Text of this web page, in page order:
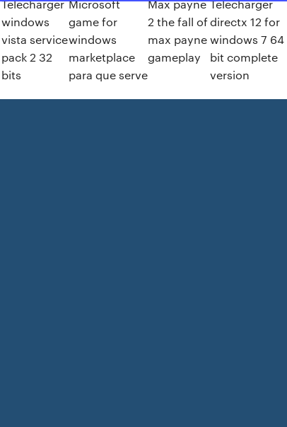
Telecharger
windows
vista service
pack 2 32
bits
Microsoft
game for
windows
marketplace
para que serve
Max payne
2 the fall of
max payne
gameplay
Télécharger
directx 12 for
windows 7 64
bit complete
version